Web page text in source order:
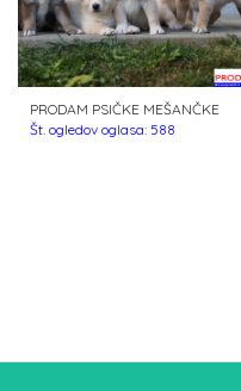
PRODAM PSIČKE MEŠANČKE
Št. ogledov oglasa: 588